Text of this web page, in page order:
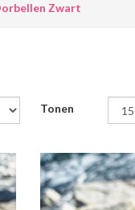
Zwart
Tonen